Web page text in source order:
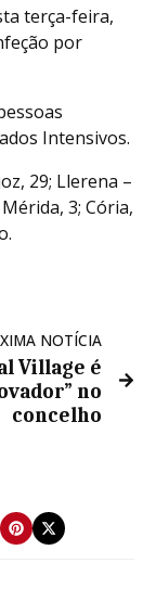
terça-feira,
por
Intensivos.
29; Llerena –
3; Cória,
NOTÍCIA
Village é
no
concelho